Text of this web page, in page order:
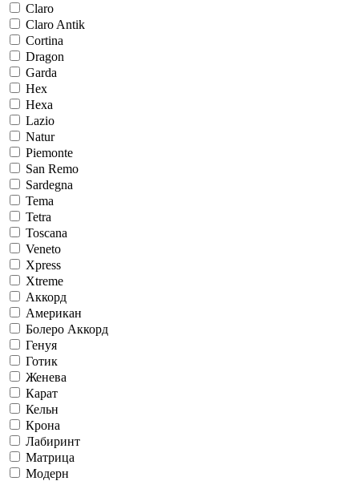
Claro
Claro Antik
Cortina
Dragon
Garda
Hex
Hexa
Lazio
Natur
Piemonte
San Remo
Sardegna
Tema
Tetra
Toscana
Veneto
Xpress
Xtreme
Аккорд
Американ
Болеро Аккорд
Генуя
Готик
Женева
Карат
Кельн
Крона
Лабиринт
Матрица
Модерн